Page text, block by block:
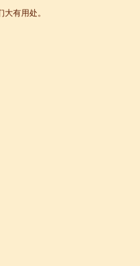
有用处。